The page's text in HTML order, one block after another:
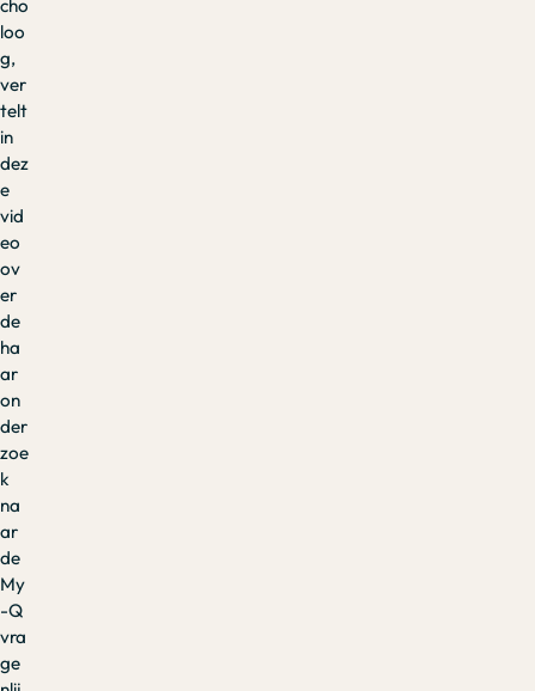
cho
loo
g,
ver
telt
in
dez
e
vid
eo
ov
er
de
ha
ar
on
der
zoe
k
na
ar
de
My
-Q
vra
ge